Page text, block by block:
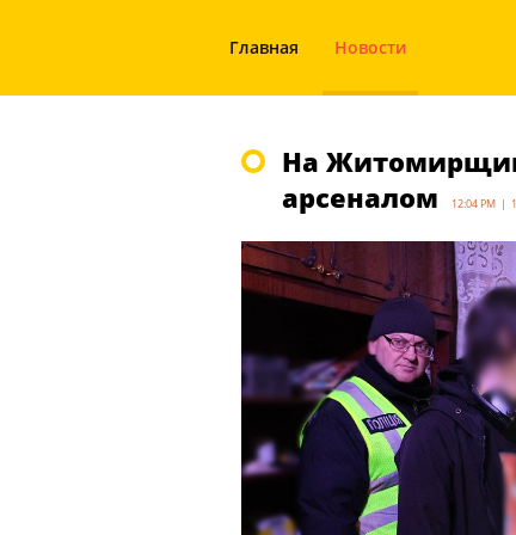
Главная Новости
На
арсеналом
12:04 PM |